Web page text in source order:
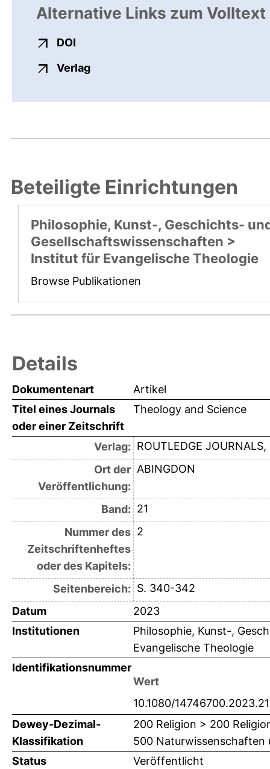
Alternative Links zum Volltext
DOI
Verlagexterner Link, öffnet neues
Beteiligte Einrichtungen
Philosophie, Kunst-, Geschichts-
Gesellschaftswissenschaften >
Institut für Evangelische Theologie
Browse Publikationen
Details
Dokumentenart
Artikel
Titel eines Journals
oder einer Zeitschrift
Theology and Science
Verlag: ROUTLEDGE
Ort der
Veröffentlichung:
ABINGDON
Band: 21
Nummer des
Zeitschriftenheftes
oder des Kapitels:
2
Seitenbereich: S. 340-342
Datum
2023
Institutionen
Philosophie, Kunst-,
Evangelische Theologie
Identifikationsnummer
Wert
10.1080/
Dewey-Dezimal-
Klassifikation
200 Religion > 200
500
Status
Veröffentlicht